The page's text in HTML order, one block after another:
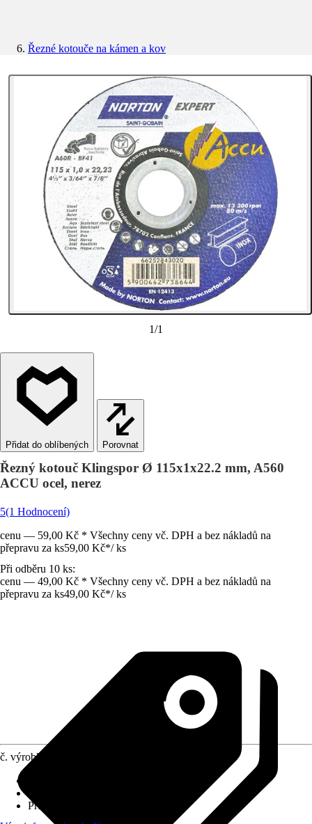
Řezné kotouče na kámen a kov
1/1
Porovnat
Řezný kotouč Klingspor Ø 115x1x22.2 mm, A560
ACCU ocel, nerez
5(1 Hodnocení)
cenu — 59,00 Kč * Všechny ceny vč. DPH a bez nákladů na
přepravu za ks59,00 Kč*/ ks
Při odběru 10 ks:
cenu — 49,00 Kč * Všechny ceny vč. DPH a bez nákladů na
přepravu za ks49,00 Kč*/ ks
č. výrobku
Průměr